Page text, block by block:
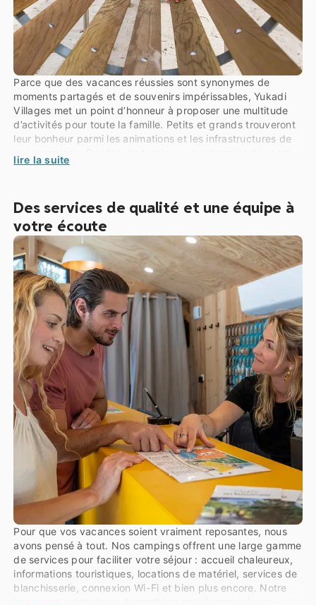
Parce que des vacances réussies sont synonymes de
moments partagés et de souvenirs impérissables, Yukadi
Villages met un point d’honneur à proposer une multitude
d’activités pour toute la famille. Petits et grands trouveront
leur bonheur parmi les animations et les infrastructures de
en passant par les clubs pour enfants et les soirées à
lire la suite
Des services de qualité et une équipe à
votre écoute
Pour que vos vacances soient vraiment reposantes, nous
avons pensé à tout. Nos campings offrent une large gamme
de services pour faciliter votre séjour : accueil chaleureux,
informations touristiques, locations de matériel, services de
blanchisserie, connexion Wi-Fi et bien plus encore. Notre